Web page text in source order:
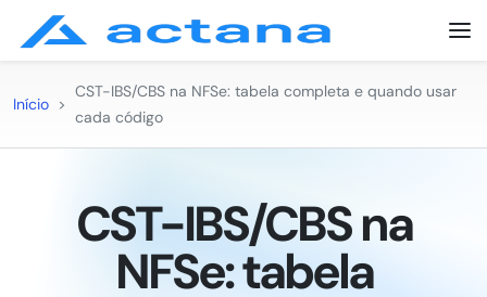
Início >
CST-IBS/CBS na NFSe: tabela completa e quando usar
cada código
CST-IBS/CBS na
NFSe: tabela